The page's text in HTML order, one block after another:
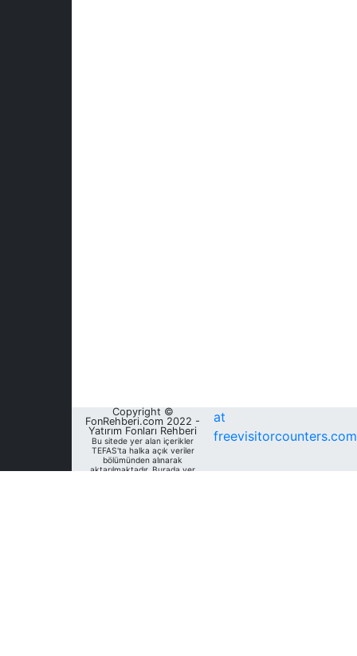
Copyright ©
FonRehberi.com 2022 -
Yatırım Fonları Rehberi
Bu sitede yer alan içerikler
TEFAS'ta halka açık veriler
bölümünden alınarak
aktarılmaktadır. Burada yer
at
freevisitorcounters.com